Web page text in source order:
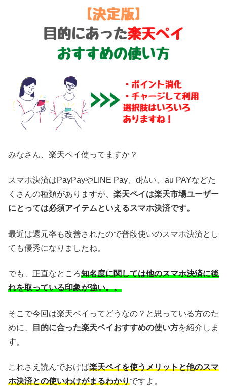
みなさん、楽天ペイ使ってますか？
スマホ決済はPayPayやLINE Pay、d払い、au PAYなどた
くさんの種類がありますが、 楽天ペイは楽天市場ユーザー
にとっては必須アイテムといえるスマホ決済です。
最近は還元率も改善されたので普段使いのスマホ決済とし
ても優秀になりましたね。
でも、正直なところ知名度に関しては他のスマホ決済に後
れを取っている印象が強い。。
そこで今回は楽天ペイってどうなの？と思っている方のた
めに、
目的に合った楽天ペイおすすめの使い方を紹介しま
す。
これさえ読んでおけば楽天ペイを使うメリットと他のスマ
ホ決済との使いわけがまるわかりですよ。